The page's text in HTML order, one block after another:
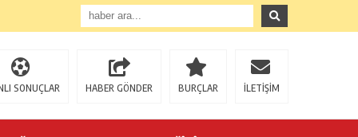
SONUÇLAR HABER GÖNDER BURÇLAR İLETİŞİM